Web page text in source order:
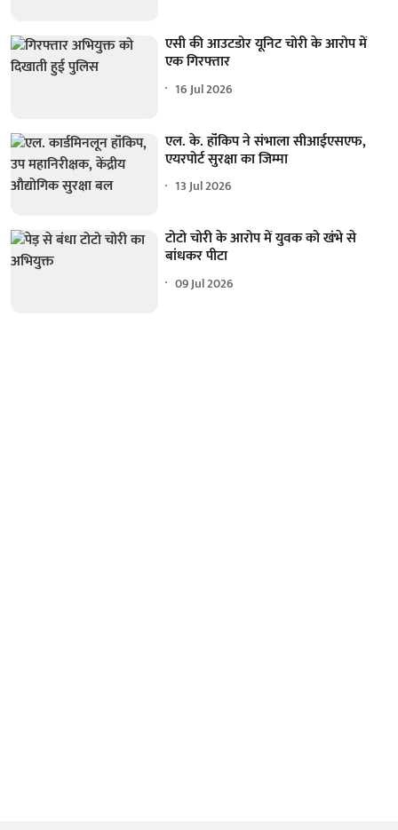
एसी की आउटडोर यूनिट चोरी के आरोप में
एक गिरफ्तार
16 Jul 2026
एल. के. हॉंकिप ने संभाला सीआईएसएफ,
एयरपोर्ट सुरक्षा का जिम्मा
13 Jul 2026
टोटो चोरी के आरोप में युवक को खंभे से
बांधकर पीटा
09 Jul 2026